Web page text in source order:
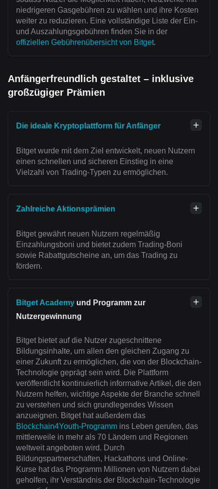
niedrigeren Gasgebühren zu wählen und ihre Kosten
weiter zu reduzieren. Eine vollständige Liste der Ein-
und Auszahlungsgebühren finden Sie in der
offiziellen Gebührenübersicht von Bitget.
Anfängerfreundlich gestaltet – inklusive
großzügiger Prämien
Die ideale Kryptoplattform für Anfänger
Bitget wurde mit dem Ziel entwickelt, neuen Nutzern
einen schnellen und sicheren Einstieg in eine
Vielzahl von Trading-Typen zu ermöglichen.
Zahlreiche Aktionsprämien
Bitget gewährt neuen Nutzern regelmäßig
Einzahlungsboni und bietet zudem Trading-Boni
sowie Rabattgutscheine an, um das Trading zu
fördern.
Bitget Academy und Programm zur
Nutzergewinnung
Bitget bietet auf die Nutzer zugeschnittene
Bildungsinhalte, um allen den gleichen Zugang zu
einer Zukunft zu ermöglichen, die von der Blockchain-
Technologie geprägt sein wird. Die Plattform
veröffentlicht kontinuierlich informative Artikel, die den
Nutzern helfen, wichtige Aspekte der Branche schnell
zu verstehen und sich grundlegendes Wissen
anzueignen. Bitget hat außerdem das
Blockchain4Youth-Programm ins Leben gerufen, das
mittlerweile in mehr als 70 Ländern und Regionen
weltweit angeboten wird. Durch
Bildungspartnerschaften, Hackathons und Online-
Kurse hat das Programm Millionen von Nutzern dabei
geholfen, ihr Verständnis der Blockchain-Technologie